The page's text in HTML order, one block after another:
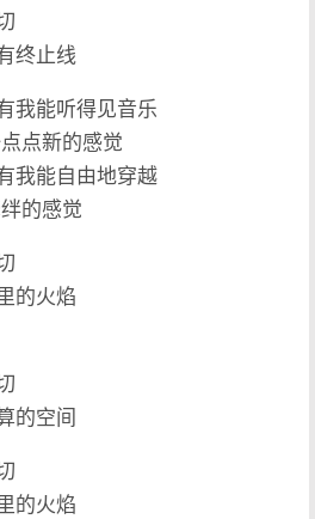
终止线
我能听得见音乐
点新的感觉
我能自由地穿越
的感觉
的火焰
的空间
的火焰